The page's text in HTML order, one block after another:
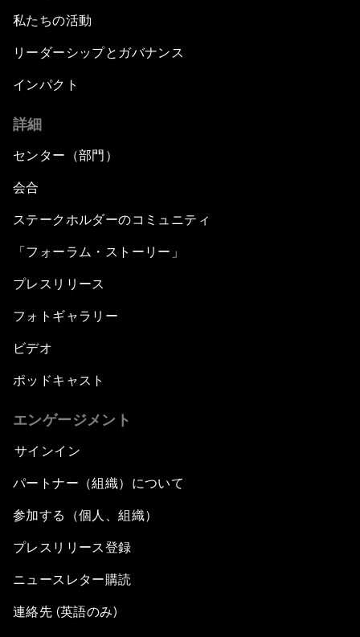
私たちの活動
リーダーシップとガバナンス
インパクト
詳細
センター（部門）
会合
ステークホルダーのコミュニティ
「フォーラム・ストーリー」
プレスリリース
フォトギャラリー
ビデオ
ポッドキャスト
エンゲージメント
サインイン
パートナー（組織）について
参加する（個人、組織）
プレスリリース登録
ニュースレター購読
連絡先 (英語のみ)